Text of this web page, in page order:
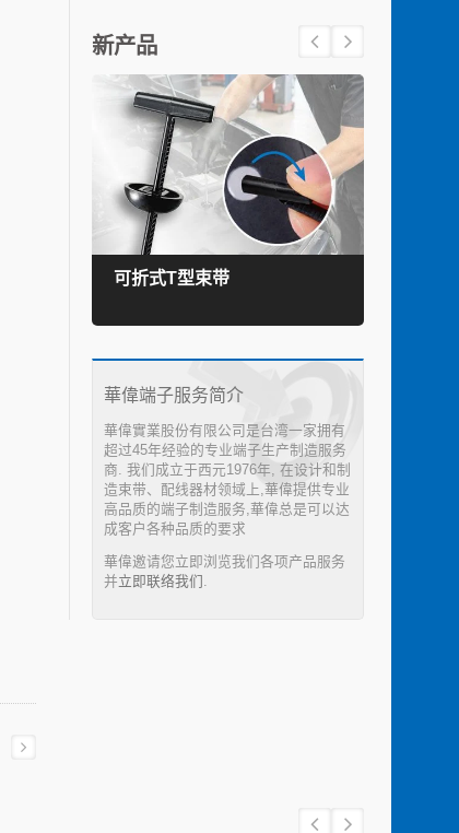
新产品
可折式T型束带
華偉端子服务简介
華偉實業股份有限公司是台湾一家拥有
超过45年经验的专业端子生产制造服务
商. 我们成立于西元1976年, 在设计和制
造束带、配线器材领域上,華偉提供专业
高品质的端子制造服务,華偉总是可以达
成客户各种品质的要求
華偉邀请您立即浏览我们各项产品服务
并立即联络我们 .